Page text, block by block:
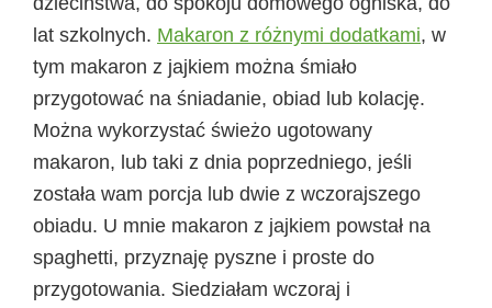
lat szkolnych. Makaron z różnymi dodatkami, w
tym makaron z jajkiem można śmiało
przygotować na śniadanie, obiad lub kolację.
Można wykorzystać świeżo ugotowany
makaron, lub taki z dnia poprzedniego, jeśli
została wam porcja lub dwie z wczorajszego
obiadu. U mnie makaron z jajkiem powstał na
spaghetti, przyznaję pyszne i proste do
przygotowania. Siedziałam wczoraj i